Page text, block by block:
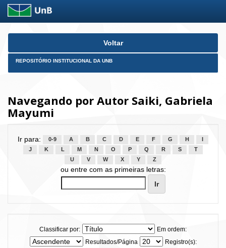
Skip
Voltar
REPOSITÓRIO INSTITUCIONAL DA UNB
Navegando por Autor Saiki, Gabriela
Mayumi
Ir para: 0-9 A B C D E F G H
J
K L M N O P Q R S
T
U
V W X Y Z
ou entre com as primeiras letras:
Classificar por:
Em ordem:
Resultados/Página
Registro(s):